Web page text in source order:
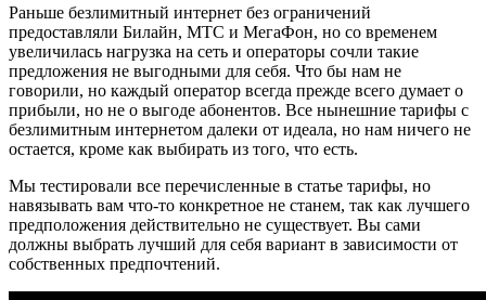
Раньше безлимитный интернет без ограничений
предоставляли Билайн, МТС и МегаФон, но со временем
увеличилась нагрузка на сеть и операторы сочли такие
предложения не выгодными для себя. Что бы нам не
говорили, но каждый оператор всегда прежде всего думает о
прибыли, но не о выгоде абонентов. Все нынешние тарифы с
безлимитным интернетом далеки от идеала, но нам ничего не
остается, кроме как выбирать из того, что есть.
Мы тестировали все перечисленные в статье тарифы, но
навязывать вам что-то конкретное не станем, так как лучшего
предположения действительно не существует. Вы сами
должны выбрать лучший для себя вариант в зависимости от
собственных предпочтений.